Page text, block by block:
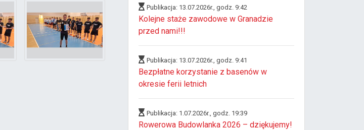
Publikacja: 13.07.2026r., godz. 9:42
Kolejne staże zawodowe w Granadzie
przed nami!!!
Publikacja: 13.07.2026r., godz. 9:41
Bezpłatne korzystanie z basenów w
okresie ferii letnich
Publikacja: 1.07.2026r., godz. 19:39
Rowerowa Budowlanka 2026 – dziękujemy!